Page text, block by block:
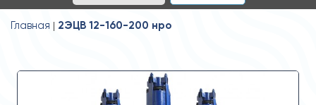
Главная 2ЭЦВ 12-160-200 нро